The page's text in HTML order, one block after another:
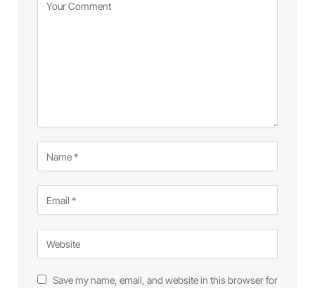
Save my name, email, and website in this browser for